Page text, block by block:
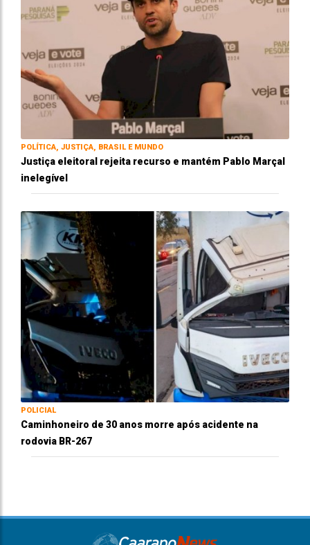
POLÍTICA, JUSTIÇA, BRASIL E MUNDO
Justiça eleitoral rejeita recurso e mantém Pablo Marçal
inelegível
POLICIAL
Caminhoneiro de 30 anos morre após acidente na
rodovia BR-267